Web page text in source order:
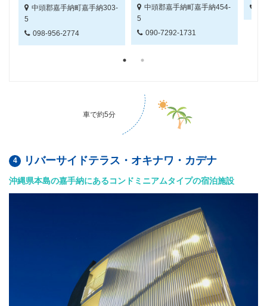
中頭郡嘉手納町嘉手納303-
5
098-956-2774
中頭郡嘉手納町嘉手納454-
5
090-7292-1731
車で約5分
リバーサイドテラス・オキナワ・カデナ
沖縄県本島の嘉手納にあるコンドミニアムタイプの宿泊施設